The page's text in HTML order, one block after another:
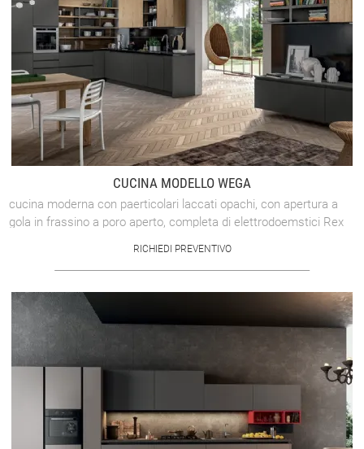
CUCINA MODELLO WEGA
cucina moderna con paerticolari laccati opachi, con apertura a
gola in frassino a poro aperto, completa di elettrodoemstici Rex
RICHIEDI PREVENTIVO